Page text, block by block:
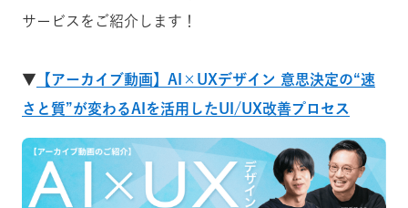
サービスをご紹介します！
▼ 【アーカイブ動画】AI×UXデザイン 意思決定の“速
さと質”が変わるAIを活用したUI/UX改善プロセス